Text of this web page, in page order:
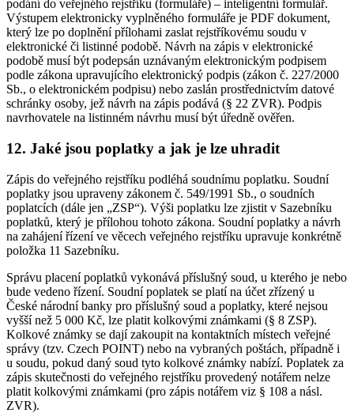
podání do veřejného rejstříku (formuláře) – inteligentní formulář.
Výstupem elektronicky vyplněného formuláře je PDF dokument,
který lze po doplnění přílohami zaslat rejstříkovému soudu v
elektronické či listinné podobě. Návrh na zápis v elektronické
podobě musí být podepsán uznávaným elektronickým podpisem
podle zákona upravujícího elektronický podpis (zákon č. 227/2000
Sb., o elektronickém podpisu) nebo zaslán prostřednictvím datové
schránky osoby, jež návrh na zápis podává (§ 22 ZVR). Podpis
navrhovatele na listinném návrhu musí být úředně ověřen.
12. Jaké jsou poplatky a jak je lze uhradit
Zápis do veřejného rejstříku podléhá soudnímu poplatku. Soudní
poplatky jsou upraveny zákonem č. 549/1991 Sb., o soudních
poplatcích (dále jen „ZSP“). Výši poplatku lze zjistit v Sazebníku
poplatků, který je přílohou tohoto zákona. Soudní poplatky a návrh
na zahájení řízení ve věcech veřejného rejstříku upravuje konkrétně
položka 11 Sazebníku.
Správu placení poplatků vykonává příslušný soud, u kterého je nebo
bude vedeno řízení. Soudní poplatek se platí na účet zřízený u
České národní banky pro příslušný soud a poplatky, které nejsou
vyšší než 5 000 Kč, lze platit kolkovými známkami (§ 8 ZSP).
Kolkové známky se dají zakoupit na kontaktních místech veřejné
správy (tzv. Czech POINT) nebo na vybraných poštách, případně i
u soudu, pokud daný soud tyto kolkové známky nabízí. Poplatek za
zápis skutečnosti do veřejného rejstříku provedený notářem nelze
platit kolkovými známkami (pro zápis notářem viz § 108 a násl.
ZVR).